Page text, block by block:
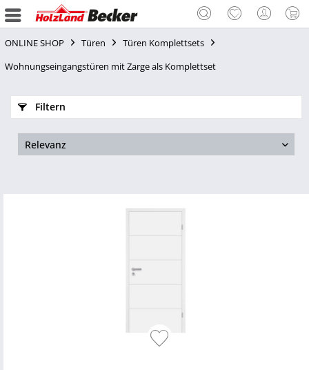
ONLINE SHOP Türen
Türen Komplettsets
Wohnungseingangstüren mit Zarge als Komplettset
Filtern